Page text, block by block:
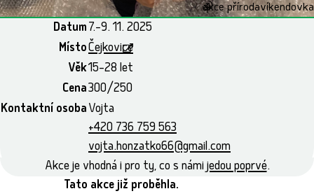
akce přírodavíkendovka
Datum7.–9. 11. 2025
MístoČejkovice
Věk15–28 let
Cena300/250
Kontaktní osobaVojta
+420 736 759 563
vojta.honzatko66@gmail.com
Akce je vhodná i pro ty, co s námijedou poprvé.
Tato akce již proběhla.